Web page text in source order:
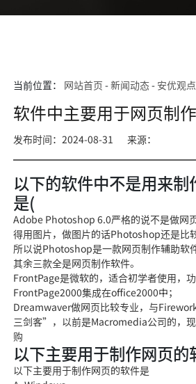
当前位置： 网站首页 -新闻动态- 安优观点
软件中主要用于网页制
发布时间：2024-08-31 来源：
以下的软件中不是用来制
是(
Adobe Photoshop 6.0严格的说不是做网
得用图片，做图片的话Photoshop还是比
所以说Photoshop是一款网页制作辅助软件
其余三款全是网页制作软件。
FrontPage是微软的，适合初学者使用，
FrontPage2000集成在office2000中；
Dreamwaver做网页比较专业，与F
三剑客”，以前是Macromedia公司的，
购
以下主要用于制作网页的
以下主要用于制作网页的软件是